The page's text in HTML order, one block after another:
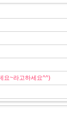
요~라고하세요^^)